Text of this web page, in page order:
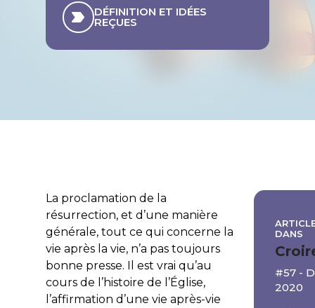
DÉFINITION ET IDÉES
REÇUES
La proclamation de la
résurrection, et d’une manière
générale, tout ce qui concerne la
vie après la vie, n’a pas toujours
bonne presse. Il est vrai qu’au
cours de l’histoire de l’Église,
l’affirmation d’une vie après-vie
DANS
#57 -
2020